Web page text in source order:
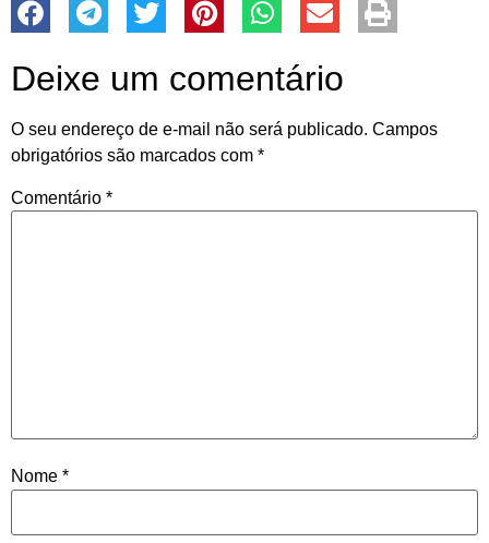
Deixe um comentário
O seu endereço de e-mail não será publicado. Campos
obrigatórios são marcados com *
Comentário *
Nome *